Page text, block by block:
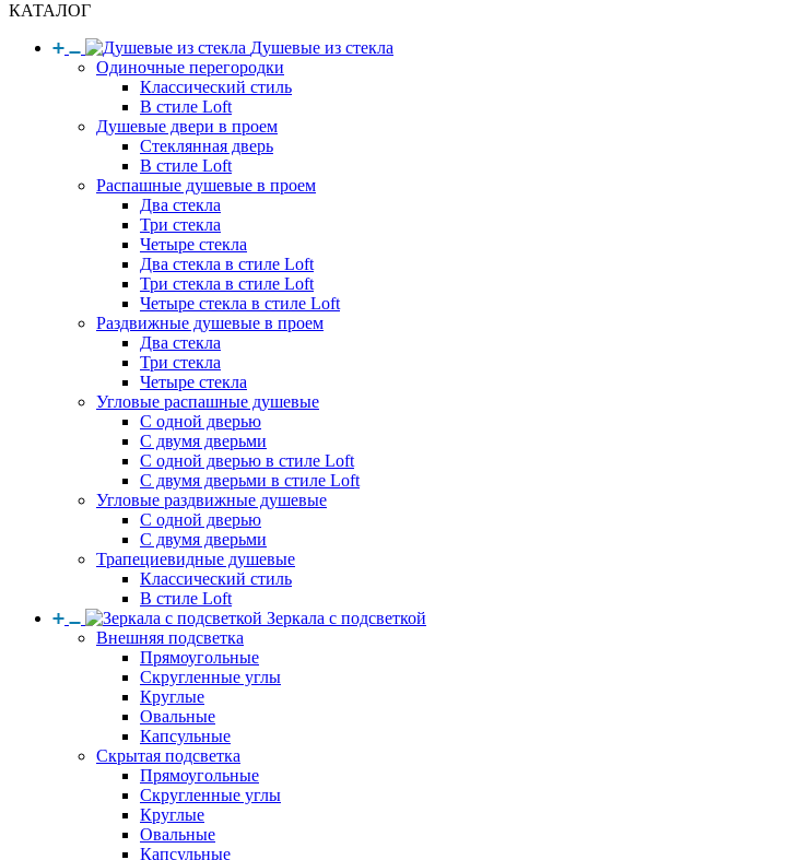
КАТАЛОГ
Душевые из стекла
Одиночные перегородки
Классический стиль
В стиле Loft
Душевые двери в проем
Стеклянная дверь
В стиле Loft
Распашные душевые в проем
Два стекла
Три стекла
Четыре стекла
Два стекла в стиле Loft
Три стекла в стиле Loft
Четыре стекла в стиле Loft
Раздвижные душевые в проем
Два стекла
Три стекла
Четыре стекла
Угловые распашные душевые
С одной дверью
С двумя дверьми
С одной дверью в стиле Loft
С двумя дверьми в стиле Loft
Угловые раздвижные душевые
С одной дверью
С двумя дверьми
Трапециевидные душевые
Классический стиль
В стиле Loft
Зеркала с подсветкой
Внешняя подсветка
Прямоугольные
Скругленные углы
Круглые
Овальные
Капсульные
Скрытая подсветка
Прямоугольные
Скругленные углы
Круглые
Овальные
Капсульные